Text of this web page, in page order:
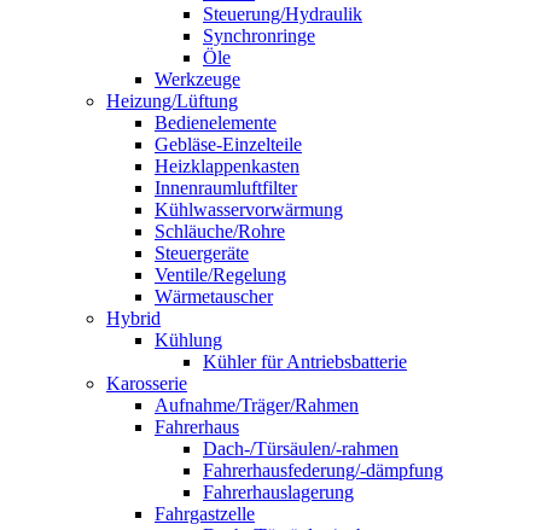
Steuerung/Hydraulik
Synchronringe
Öle
Werkzeuge
Heizung/Lüftung
Bedienelemente
Gebläse-Einzelteile
Heizklappenkasten
Innenraumluftfilter
Kühlwasservorwärmung
Schläuche/Rohre
Steuergeräte
Ventile/Regelung
Wärmetauscher
Hybrid
Kühlung
Kühler für Antriebsbatterie
Karosserie
Aufnahme/Träger/Rahmen
Fahrerhaus
Dach-/Türsäulen/-rahmen
Fahrerhausfederung/-dämpfung
Fahrerhauslagerung
Fahrgastzelle